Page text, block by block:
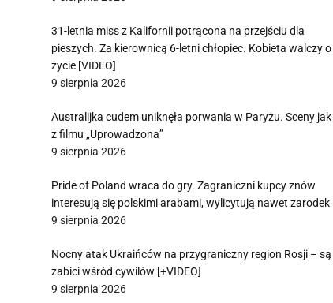
31-letnia miss z Kalifornii potrącona na przejściu dla
pieszych. Za kierownicą 6-letni chłopiec. Kobieta walczy o
życie [VIDEO]
9 sierpnia 2026
Australijka cudem uniknęła porwania w Paryżu. Sceny jak
z filmu „Uprowadzona”
9 sierpnia 2026
Pride of Poland wraca do gry. Zagraniczni kupcy znów
interesują się polskimi arabami, wylicytują nawet zarodek
9 sierpnia 2026
Nocny atak Ukraińców na przygraniczny region Rosji – są
zabici wśród cywilów [+VIDEO]
9 sierpnia 2026